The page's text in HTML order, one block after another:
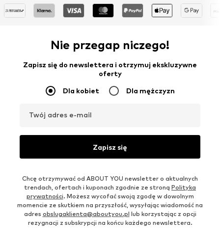
Nie przegap niczego!
Zapisz się do newslettera i otrzymuj ekskluzywne
oferty
Dla kobiet Dla mężczyzn
Twój adres e-mail
Zapisz się
Chcę otrzymywać od ABOUT YOU newsletter o aktualnych
trendach, ofertach i kuponach zgodnie ze stroną Polityka
prywatności. Możesz wycofać swoją zgodę w dowolnym
momencie ze skutkiem na przyszłość, wysyłając wiadomość na
adres obslugaklienta@aboutyou.pl lub korzystając z opcji
rezygnacji z subskrypcji na końcu każdego newslettera.